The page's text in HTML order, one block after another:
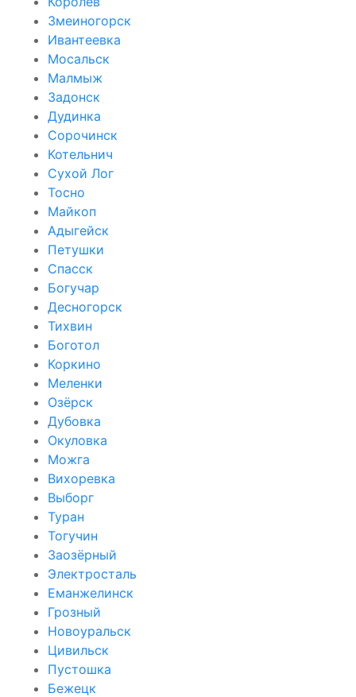
Змеиногорск
Ивантеевка
Мосальск
Малмыж
Задонск
Дудинка
Сорочинск
Котельнич
Сухой Лог
Тосно
Майкоп
Адыгейск
Петушки
Спасск
Богучар
Десногорск
Тихвин
Боготол
Коркино
Меленки
Озёрск
Дубовка
Окуловка
Можга
Вихоревка
Выборг
Туран
Тогучин
Заозёрный
Электросталь
Еманжелинск
Грозный
Новоуральск
Цивильск
Пустошка
Бежецк